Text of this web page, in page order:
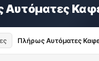
Αυτόματες
Πλήρως Αυτόματες